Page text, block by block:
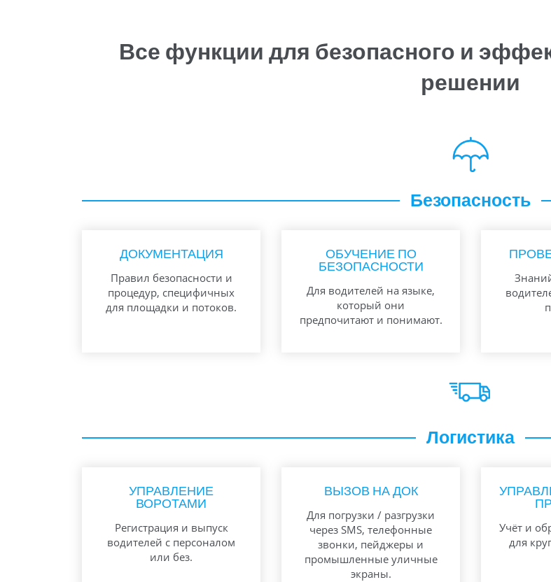
Все функции для безопасного и
решении
Безопасность
ДОКУМЕНТАЦИЯ
Правил безопасности и
процедур, специфичных
для площадки и потоков.
ОБУЧЕНИЕ ПО
БЕЗОПАСНОСТИ
Для водителей на языке,
который они
предпочитают и понимают.
Логистика
УПРАВЛЕНИЕ
ВОРОТАМИ
Регистрация и выпуск
водителей с персоналом
или без.
ВЫЗОВ НА ДОК
Для погрузки / разгрузки
через SMS, телефонные
звонки, пейджеры и
промышленные уличные
экраны.
Учёт и
для